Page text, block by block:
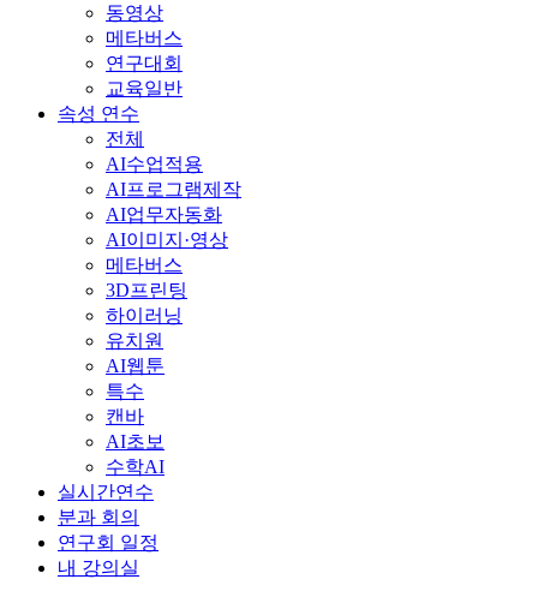
동영상
메타버스
연구대회
교육일반
속성 연수
전체
AI수업적용
AI프로그램제작
AI업무자동화
AI이미지·영상
메타버스
3D프린팅
하이러닝
유치원
AI웹툰
특수
캔바
AI초보
수학AI
실시간연수
분과 회의
연구회 일정
내 강의실